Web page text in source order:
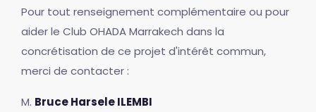
Pour tout renseignement complémentaire ou pour
aider le Club OHADA Marrakech dans la
concrétisation de ce projet d'intérêt commun,
merci de contacter :
M. Bruce Harsele ILEMBI